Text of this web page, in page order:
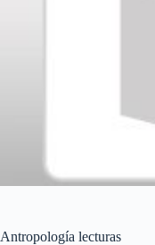
Antropología lecturas